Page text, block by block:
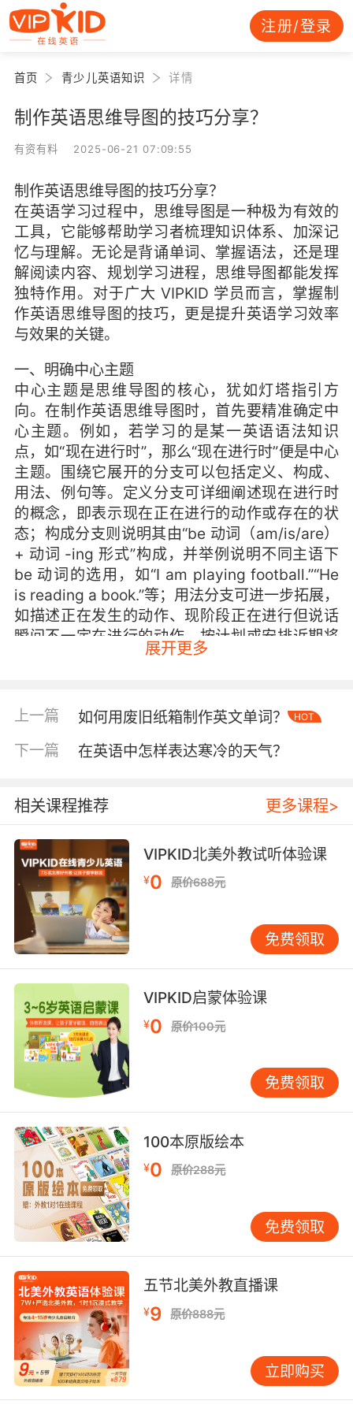
注册/登录
首页 青少儿英语知识 详情
制作英语思维导图的技巧分享？
有资有料 2025-06-21 07:09:55
制作英语思维导图的技巧分享？
在英语学习过程中，思维导图是一种极为有效的
工具，它能够帮助学习者梳理知识体系、加深记
忆与理解。无论是背诵单词、掌握语法，还是理
解阅读内容、规划学习进程，思维导图都能发挥
独特作用。对于广大 VIPKID 学员而言，掌握制
作英语思维导图的技巧，更是提升英语学习效率
与效果的关键。
一、明确中心主题
中心主题是思维导图的核心，犹如灯塔指引方
向。在制作英语思维导图时，首先要精准确定中
心主题。例如，若学习的是某一英语语法知识
点，如“现在进行时”，那么“现在进行时”便是中心
主题。围绕它展开的分支可以包括定义、构成、
用法、例句等。定义分支可详细阐述现在进行时
的概念，即表示现在正在进行的动作或存在的状
态；构成分支则说明其由“be 动词（am/is/are）
+ 动词 -ing 形式”构成，并举例说明不同主语下
be 动词的选用，如“I am playing football.”“He
is reading a book.”等；用法分支可进一步拓展，
如描述正在发生的动作、现阶段正在进行但说话
瞬间不一定在进行的动作、按计划或安排近期将
要发生的动作等，每个用法都可配上典型例句加
乱与遗漏。
二、合理分支设计
性。一方面，分支应具有逻辑性。仍以“现在进行
时”为例，在“用法”分支下，可按照动作发生的频
率、意图等因素进一步细分。比如，将“描述正在
发生的动作”作为一个子分支，列举如“The
children are playing in the park.”（孩子们正在
公园里玩耍）这类句子；“现阶段正在进行但说话
瞬间不一定在进行的动作”作为另一个子分支，像
“These days, he is preparing for his final
exam.”（这些天他正在为期末考试做准备，说话
时可能并未在做题）等例句。另一方面，分支要
简洁明了。每个分支上的文字应简洁概括要点，
避免冗长复杂的句子。例如在“动词 -ing 形式变
化规则”分支下，可直接写“一般 +ing”“去 e +ing”
“双写末尾字母 +ing”等，然后在每个小点后列举
相应例子，如“play→playing”“write→writing”
“run→running”等，让学习者一目了然。
三、有效使用关键词
关键词是思维导图的骨架，能够快速传达核心信
息。在英语思维导图中，选取精准且具有代表性
的关键词至关重要。比如在学习英语单词
“elephant”时，除了画出大象的图片，还可在分
支上标注“big（大的）”“long nose（长鼻子）”
“four legs（四条腿）”“gray（灰色）”等关键词
来描述其特征。对于英语短语和句子的学习，同
样如此。以“spend time doing something”这个
短语为例，中心主题确定后，分支可标注
“spend（花费）”“time（时间）”“doing（做某
事）”等关键词，再通过例句如“I spend two
hours doing my homework every day.”（我每
天花两个小时做作业）来展示其用法。这样，学
展开更多
上一篇 如何用废旧纸箱制作英文单词？ HOT
下一篇 在英语中怎样表达寒冷的天气？
相关课程推荐 更多课程>
VIPKID北美外教试听体验课
¥0 原价688元
免费领取
VIPKID启蒙体验课
¥0 原价100元
免费领取
100本原版绘本
¥0 原价288元
免费领取
五节北美外教直播课
¥9 原价888元
立即购买